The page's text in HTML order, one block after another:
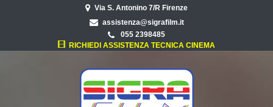
Via S. Antonino 7/R Firenze
assistenza@sigrafilm.it
055 2398485
RICHIEDI ASSISTENZA TECNICA CINEMA